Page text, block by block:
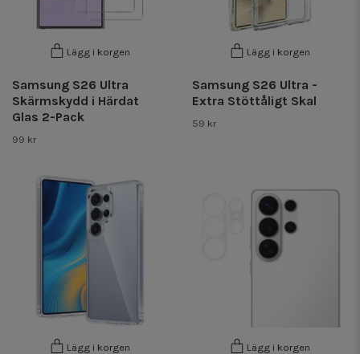
Lägg i korgen
Samsung S26 Ultra
Skärmskydd i Härdat
Glas 2-Pack
99 kr
Lägg i korgen
Samsung S26 Ultra -
Extra Stöttåligt Skal
59 kr
Lägg i korgen Lägg i korgen